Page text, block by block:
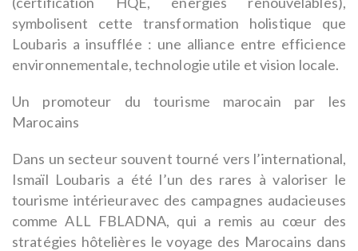
symbolisent cette transformation holistique que
Loubaris a insufflée : une alliance entre efficience
environnementale, technologie utile et vision locale.
Un promoteur du tourisme marocain par les
Marocains
Dans un secteur souvent tourné vers l’international,
Ismaïl Loubaris a été l’un des rares à valoriser le
tourisme intérieuravec des campagnes audacieuses
comme ALL FBLADNA, qui a remis au cœur des
stratégies hôtelières le voyage des Marocains dans